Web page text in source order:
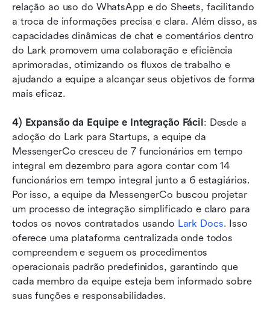
relação ao uso do WhatsApp e do Sheets, facilitando
a troca de informações precisa e clara. Além disso, as
capacidades dinâmicas de chat e comentários dentro
do Lark promovem uma colaboração e eficiência
aprimoradas, otimizando os fluxos de trabalho e
ajudando a equipe a alcançar seus objetivos de forma
mais eficaz.
4) Expansão da Equipe e Integração Fácil: Desde a
adoção do Lark para Startups, a equipe da
MessengerCo cresceu de 7 funcionários em tempo
integral em dezembro para agora contar com 14
funcionários em tempo integral junto a 6 estagiários.
Por isso, a equipe da MessengerCo buscou projetar
um processo de integração simplificado e claro para
todos os novos contratados usando Lark Docs. Isso
oferece uma plataforma centralizada onde todos
compreendem e seguem os procedimentos
operacionais padrão predefinidos, garantindo que
cada membro da equipe esteja bem informado sobre
suas funções e responsabilidades.